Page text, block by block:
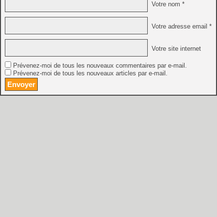
Votre nom *
Votre adresse email *
Votre site internet
Prévenez-moi de tous les nouveaux commentaires par e-mail.
Prévenez-moi de tous les nouveaux articles par e-mail.